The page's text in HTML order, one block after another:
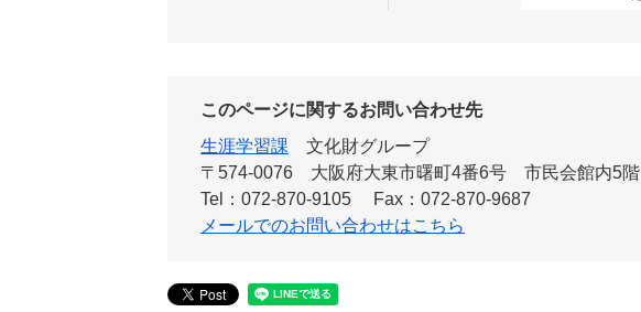
このページに関するお問い合わせ先
生涯学習課
文化財グループ
〒574-0076
大阪府大東市曙町4番6号 市民会館内5階
Tel：072-870-9105
Fax：072-870-9687
メールでのお問い合わせはこちら